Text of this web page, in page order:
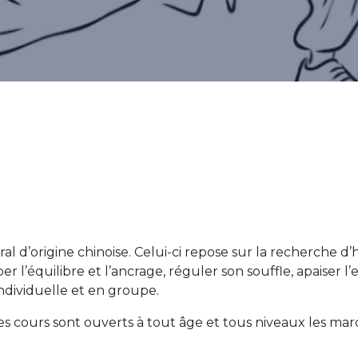
d’origine chinoise. Celui-ci repose sur la recherche
l’équilibre et l’ancrage, réguler son souffle, apaiser
et en groupe.
cours sont ouverts à tout âge et tous niveaux les